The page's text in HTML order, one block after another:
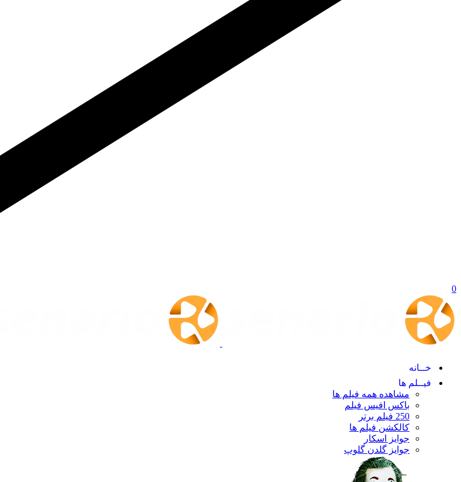
0
خــانه
فیــلم ها
مشاهده همه فیلم ها
باکس افیس فیلم
250 فیلم برتر
کالکشن فیلم ها
جوایز اسکار
جوایز گلدن گلوپ